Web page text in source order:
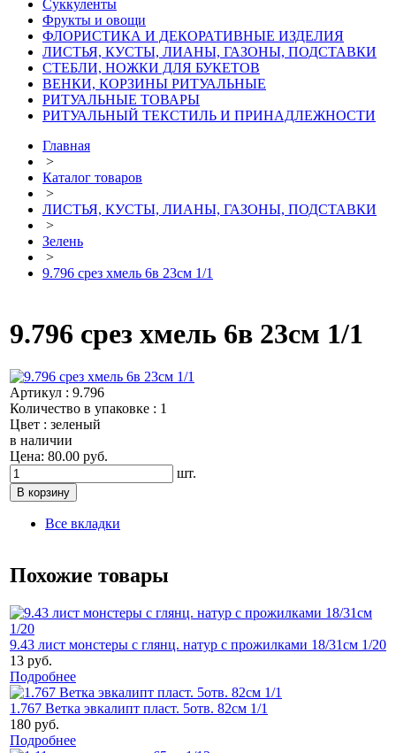
Суккуленты
Фрукты и овощи
ФЛОРИСТИКА И ДЕКОРАТИВНЫЕ ИЗДЕЛИЯ
ЛИСТЬЯ, КУСТЫ, ЛИАНЫ, ГАЗОНЫ, ПОДСТАВКИ
СТЕБЛИ, НОЖКИ ДЛЯ БУКЕТОВ
ВЕНКИ, КОРЗИНЫ РИТУАЛЬНЫЕ
РИТУАЛЬНЫЕ ТОВАРЫ
РИТУАЛЬНЫЙ ТЕКСТИЛЬ И ПРИНАДЛЕЖНОСТИ
Главная
>
Каталог товаров
>
ЛИСТЬЯ, КУСТЫ, ЛИАНЫ, ГАЗОНЫ, ПОДСТАВКИ
>
Зелень
>
9.796 срез хмель 6в 23см 1/1
9.796 срез хмель 6в 23см 1/1
Артикул : 9.796
Количество в упаковке : 1
Цвет : зеленый
в наличии
Цена: 80.00 руб.
шт.
Все вкладки
Похожие товары
9.43 лист монстеры с глянц. натур с прожилками 18/31см 1/20
13 руб.
Подробнее
1.767 Ветка эвкалипт пласт. 5отв. 82см 1/1
180 руб.
Подробнее